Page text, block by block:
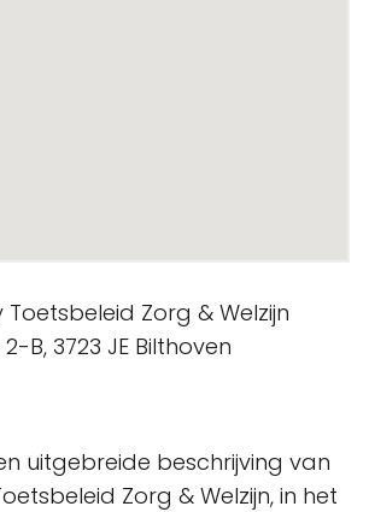
uitgebreide beschrijving van
Zorg & Welzijn, in het